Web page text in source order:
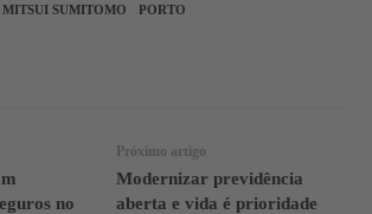
MITSUI SUMITOMO PORTO
no
Próximo artigo
Modernizar previdência
aberta e vida é prioridade